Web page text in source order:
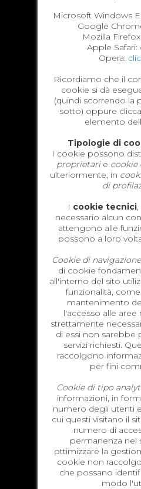
Microsoft Windows
Google
Mozilla Firefox:
Apple Safari:
Opera:
Ricordiamo che il
cookie si dà
(quindi scorrendo la
sotto) oppure
elemento
Tipologie di
I cookie possono
proprietarie cookie
ulteriormente, in
di
I cookie tecnici
necessario alcun
attengono alle
possono a loro
Cookie di
di cookie
all'interno del sito
funzionalità,
mantenimento
l'accesso alle aree
strettamente
di essi non sarebbe
servizi richiesti.
raccolgono
per fini
Cookie di tipo
informazioni, in
numero degli utenti
cui questi visitano il
numero di
permanenza nel
ottimizzare la
cookie non
che possano
modo